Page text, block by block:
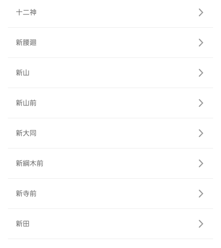
十二神
新腰廻
新山
新山前
新大同
新綱木前
新寺前
新田